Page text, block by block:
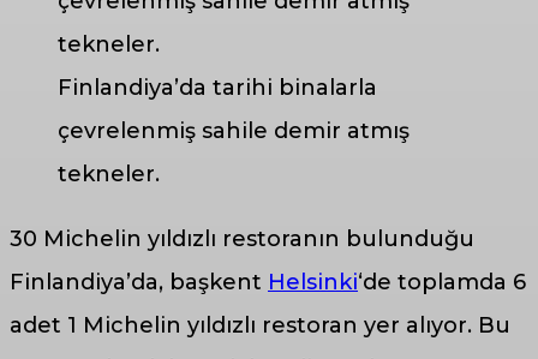
Finlandiya’da tarihi binalarla
çevrelenmiş sahile demir atmış
tekneler.
30 Michelin yıldızlı restoranın bulunduğu
Finlandiya’da, başkent Helsinki‘de toplamda 6
adet 1 Michelin yıldızlı restoran yer alıyor. Bu